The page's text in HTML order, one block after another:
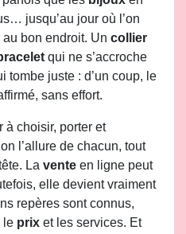
jusqu’au jour où l’on
bon endroit. Un collier
qui ne s’accroche
tombe juste : d’un coup, le
sans effort.
à choisir, porter et
l’allure de chacun, tout
La vente en ligne peut
elle devient vraiment
repères sont connus,
le prix et les services. Et